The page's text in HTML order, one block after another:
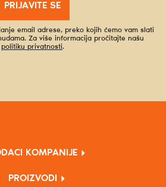
PRIJAVITE SE
email adrese, preko kojih ćemo vam slati
Za više informacija pročitajte našu
politiku privatnosti.
KOMPANIJE
PROIZVODI